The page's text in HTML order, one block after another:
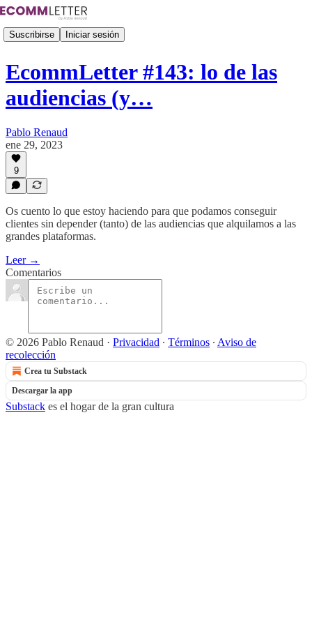
Suscribirse Iniciar sesión
EcommLetter #143: lo de las
audiencias (y…
Pablo Renaud
ene 29, 2023
9
Os cuento lo que estoy haciendo para que podamos conseguir
clientes sin depender (tanto) de las audiencias que alquilamos a las
grandes plataformas.
Leer →
Comentarios
© 2026 Pablo Renaud · Privacidad ∙ Términos ∙ Aviso de
recolección
Crea tu Substack
Descargar la app
Substack es el hogar de la gran cultura